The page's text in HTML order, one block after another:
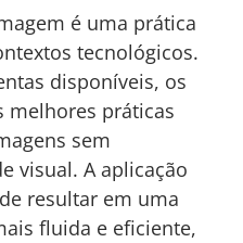
é uma prática
tecnológicos.
disponíveis, os
melhores práticas
sem
visual. A aplicação
resultar em uma
fluida e eficiente,